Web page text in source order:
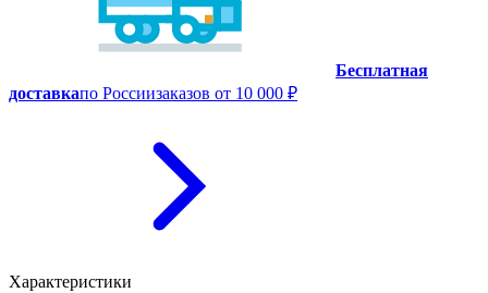
Бесплатная
доставкапо Россиизаказов от 10 000 ₽
Характеристики